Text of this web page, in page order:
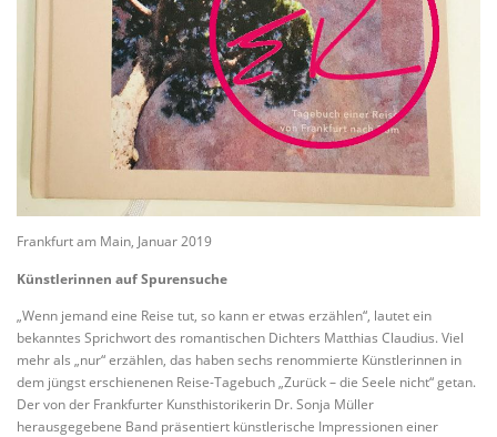
Frankfurt am Main, Januar 2019
Künstlerinnen auf Spurensuche
„Wenn jemand eine Reise tut, so kann er etwas erzählen“, lautet ein
bekanntes Sprichwort des romantischen Dichters Matthias Claudius. Viel
mehr als „nur“ erzählen, das haben sechs renommierte Künstlerinnen in
dem jüngst erschienenen Reise-Tagebuch „Zurück – die Seele nicht“ getan.
Der von der Frankfurter Kunsthistorikerin Dr. Sonja Müller
herausgegebene Band präsentiert künstlerische Impressionen einer